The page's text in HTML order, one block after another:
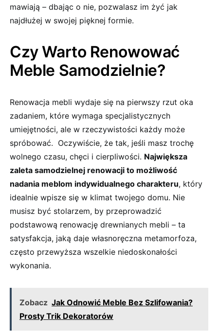
mawiają ​– dbając o⁤ nie, pozwalasz im żyć jak
najdłużej w⁣ swojej pięknej formie.
Czy Warto ⁤Renowować
Meble Samodzielnie?
Renowacja mebli⁣ wydaje się⁤ na pierwszy rzut oka ​
zadaniem, które wymaga specjalistycznych
umiejętności,‍ ale ⁣w rzeczywistości każdy może
spróbować. ⁣ ‌Oczywiście, że tak, jeśli masz trochę
wolnego czasu, ‌chęci i cierpliwości. Największa
zaleta samodzielnej renowacji to możliwość
nadania meblom ⁢indywidualnego charakteru, który⁢
idealnie ⁣wpisze się w klimat​ twojego domu. Nie
musisz być stolarzem, by przeprowadzić
podstawową renowację⁤ drewnianych mebli –‌ ta
satysfakcja, jaką daje⁣ własnoręczna metamorfoza,⁢
często przewyższa wszelkie niedoskonałości
wykonania.
Zobacz Jak Odnowić Meble Bez Szlifowania?
Prosty Trik Dekoratorów